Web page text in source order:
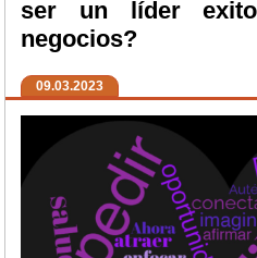
ser un líder
negocios?
09.03.2023